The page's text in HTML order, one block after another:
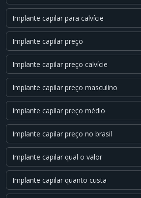
Implante capilar para calvície
Implante capilar preço
Implante capilar preço calvície
Implante capilar preço masculino
Implante capilar preço médio
Implante capilar preço no brasil
Implante capilar qual o valor
Implante capilar quanto custa